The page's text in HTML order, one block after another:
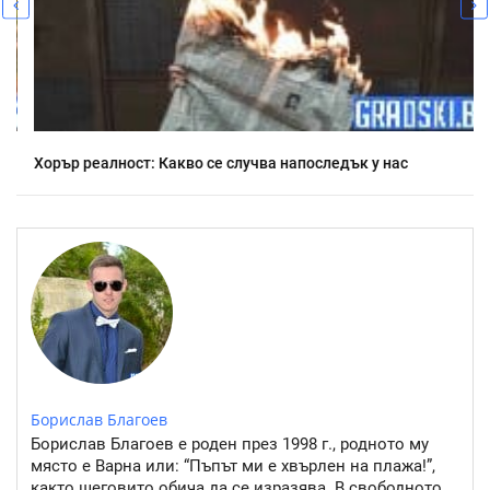
Хорър реалност: Какво се случва напоследък у нас
Борислав Благоев
Борислав Благоев е роден през 1998 г., родното му
място е Варна или: “Пъпът ми е хвърлен на плажа!”,